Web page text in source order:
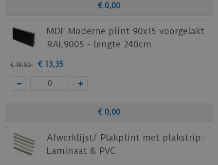
€ 0,00
MDF Moderne plint 90x15 voorgelakt
RAL9005 - lengte 240cm
€ 18,50 € 13,35
€ 0,00
Afwerklijst/ Plakplint met plakstrip-
Laminaat & PVC